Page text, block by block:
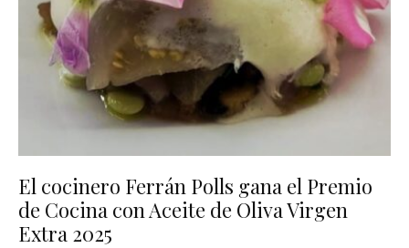
El cocinero Ferrán Polls gana el Premio
de Cocina con Aceite de Oliva Virgen
Extra 2025